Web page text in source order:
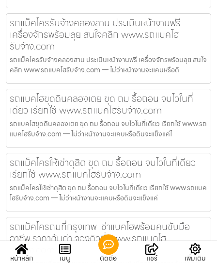
รถแม็คโครรับจ้างคลองสาน ประเมินหน้างานฟรี
เครื่องจักรพร้อมลุย สนใจคลิก www.รถแบคโฮ
รับจ้าง.com
รถแม็คโครรับจ้างคลองสาน ประเมินหน้างานฟรี เครื่องจักรพร้อมลุย สนใจ
คลิก www.รถแบคโฮรับจ้าง.com — ไม่ว่าหน้างานจะแคบหรือดิ
รถแบคโฮขุดดินคลองเตย ขุด ถม รื้อถอน จบไวในที่
เดียว เรียกใช้ www.รถแบคโฮรับจ้าง.com
รถแบคโฮขุดดินคลองเตย ขุด ถม รื้อถอน จบไวในที่เดียว เรียกใช้ www.รถ
แบคโฮรับจ้าง.com — ไม่ว่าหน้างานจะแคบหรือดินจะแข็งแค่ไ
รถแม็คโครให้เช่าดุสิต ขุด ถม รื้อถอน จบไวในที่เดียว
เรียกใช้ www.รถแบคโฮรับจ้าง.com
รถแม็คโครให้เช่าดุสิต ขุด ถม รื้อถอน จบไวในที่เดียว เรียกใช้ www.รถแบค
โฮรับจ้าง.com — ไม่ว่าหน้างานจะแคบหรือดินจะแข็งแค่
รถแม็คโครถมที่กรุงเทพ เช่าแบคโฮพร้อมคนขับมือ
อาชีพ ราคาคุ้มค่า จองคิวที่ www.รถแบคโฮ
รับจ้าง.com
หน้าหลัก เมนู ติดต่อ แชร์ เพิ่มเติม